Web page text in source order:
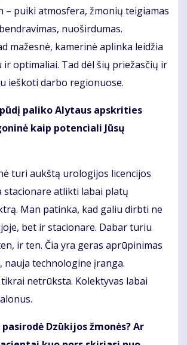
– puiki atmosfera, žmonių teigiamas
nuoširdumas.
mažesnė, kamerinė aplinka leidžia
optimaliai. Tad dėl šių priežasčių ir
ieškoti darbo regionuose.
paliko Alytaus apskrities
kaip potenciali Jūsų
turi aukštą urologijos licencijos
stacionare atlikti labai platų
Man patinka, kad galiu dirbti ne
bet ir stacionare. Dabar turiu
ir ten. Čia yra geras aprūpinimas
nauja technologine įranga.
netrūksta. Kolektyvas labai
pasirodė Dzūkijos žmonės? Ar